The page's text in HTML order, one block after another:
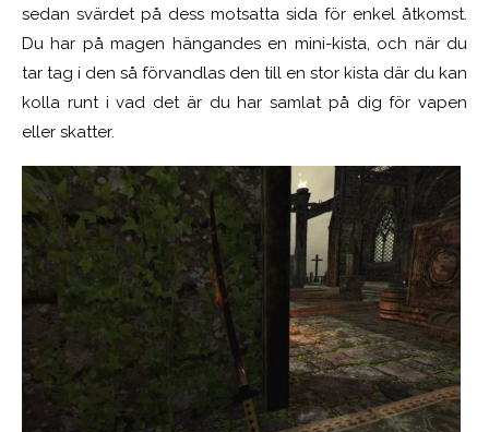
sedan svärdet på dess motsatta sida för enkel åtkomst.
Du har på magen hängandes en mini-kista, och när du
tar tag i den så förvandlas den till en stor kista där du kan
kolla runt i vad det är du har samlat på dig för vapen
eller skatter.